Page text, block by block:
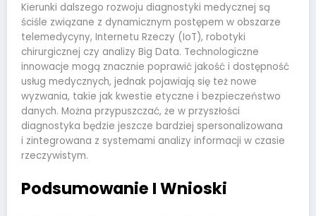
Kierunki dalszego rozwoju diagnostyki medycznej są
ściśle związane z dynamicznym postępem w obszarze
telemedycyny, Internetu Rzeczy (IoT), robotyki
chirurgicznej czy analizy Big Data. Technologiczne
innowacje mogą znacznie poprawić jakość i dostępność
usług medycznych, jednak pojawiają się też nowe
wyzwania, takie jak kwestie etyczne i bezpieczeństwo
danych. Można przypuszczać, że w przyszłości
diagnostyka będzie jeszcze bardziej spersonalizowana
i zintegrowana z systemami analizy informacji w czasie
rzeczywistym.
Podsumowanie I Wnioski